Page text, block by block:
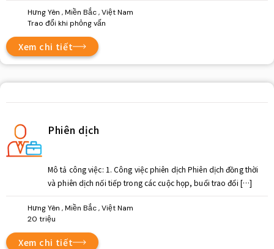
Hưng Yên , Miền Bắc , Việt Nam
Trao đổi khi phỏng vấn
Xem chi tiết
Phiên dịch
Mô tả công việc: 1. Công việc phiên dịch Phiên dịch đồng thời
và phiên dịch nối tiếp trong các cuộc họp, buổi trao đổi […]
Hưng Yên , Miền Bắc , Việt Nam
20 triệu
Xem chi tiết